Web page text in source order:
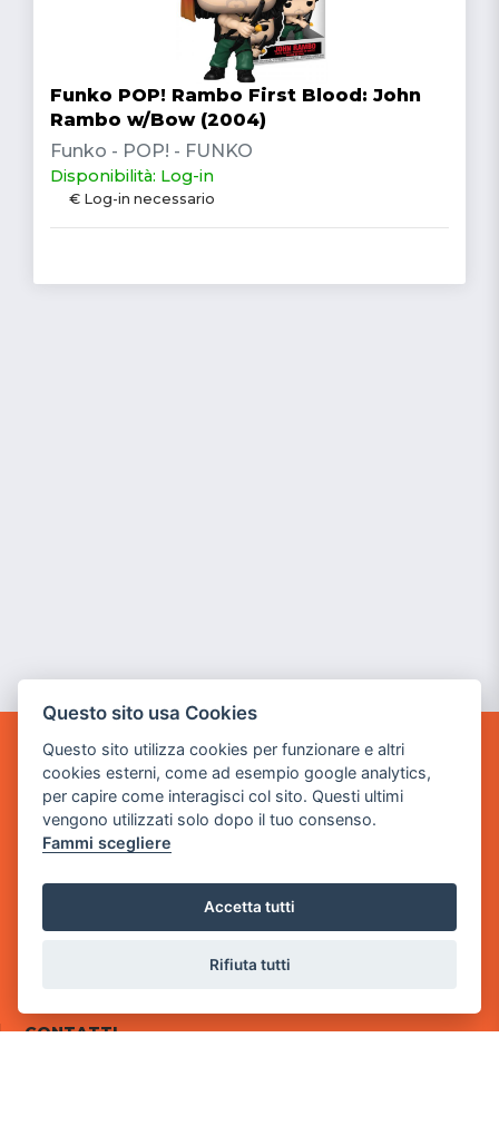
Funko POP! Rambo First Blood: John
Rambo w/Bow (2004)
Funko - POP! - FUNKO
Disponibilità: Log-in
€ Log-in necessario
POWER GAME SRL
Sede Legale
via Villaggio dei Platani, 3
via Industriale, 2 - 25082 Botticino, BS
Partita iva 03308130982
CONTATTI
Questo sito usa Cookies
Questo sito utilizza cookies per funzionare e altri
cookies esterni, come ad esempio google analytics,
per capire come interagisci col sito. Questi ultimi
vengono utilizzati solo dopo il tuo consenso.
Fammi scegliere
Accetta tutti
Rifiuta tutti